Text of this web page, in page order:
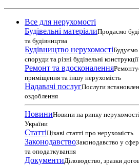
Все для нерухомості
Будівельні матеріалиПродаємо
та будівництва
Будівництво нерухомостіБудуємо
споруди та різні будівельні конструкції
Ремонт та вдосконалення
приміщення та іншу нерухомість
Надавачі послугПослуги
оздоблення
НовиниНовини на ринку нерухомості
України
СтаттіЦікаві статті про нерухомість
ЗаконодавствоЗаконодавство у
та оподаткування
ДокументиДіловодство, зразки